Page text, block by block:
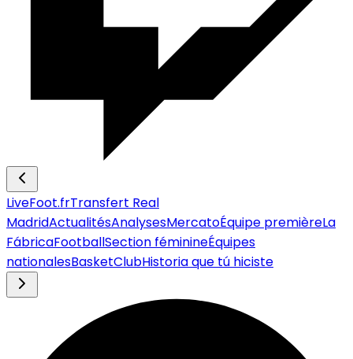
LiveFoot.frTransfert Real
MadridActualitésAnalysesMercatoÉquipe premièreLa
FábricaFootballSection féminineÉquipes
nationalesBasketClubHistoria que tú hiciste